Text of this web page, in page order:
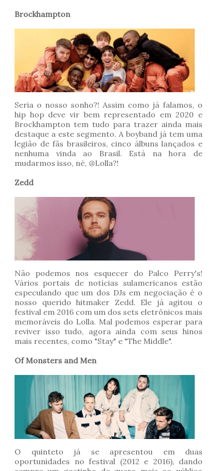
Brockhampton
Seria o nosso sonho?! Assim como já falamos, o
hip hop deve vir bem representado em 2020 e
Brockhampton tem tudo para trazer ainda mais
destaque a este segmento. A boyband já tem uma
legião de fãs brasileiros, cinco álbuns lançados e
nenhuma vinda ao Brasil. Está na hora de
mudarmos isso, né, @Lolla?!
Zedd
Não podemos nos esquecer do Palco Perry's!
Vários portais de notícias sulamericanos estão
especulando que um dos DJs em negociação é o
nosso querido hitmaker Zedd. Ele já agitou o
festival em 2016 com um dos sets eletrônicos mais
memoráveis do Lolla. Mal podemos esperar para
reviver isso tudo, agora ainda com seus hinos
mais recentes, como "Stay" e "The Middle".
Of Monsters and Men
O quinteto já se apresentou em duas
oportunidades no festival (2012 e 2016), dando